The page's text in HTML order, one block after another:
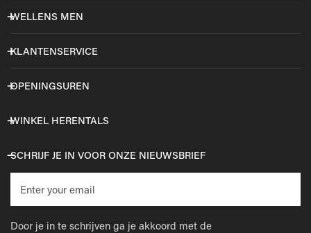
WELLENS MEN
KLANTENSERVICE
OPENINGSUREN
WINKEL HERENTALS
SCHRIJF JE IN VOOR ONZE NIEUWSBRIEF
mail
Door je in te schrijven ga je akkoord met de